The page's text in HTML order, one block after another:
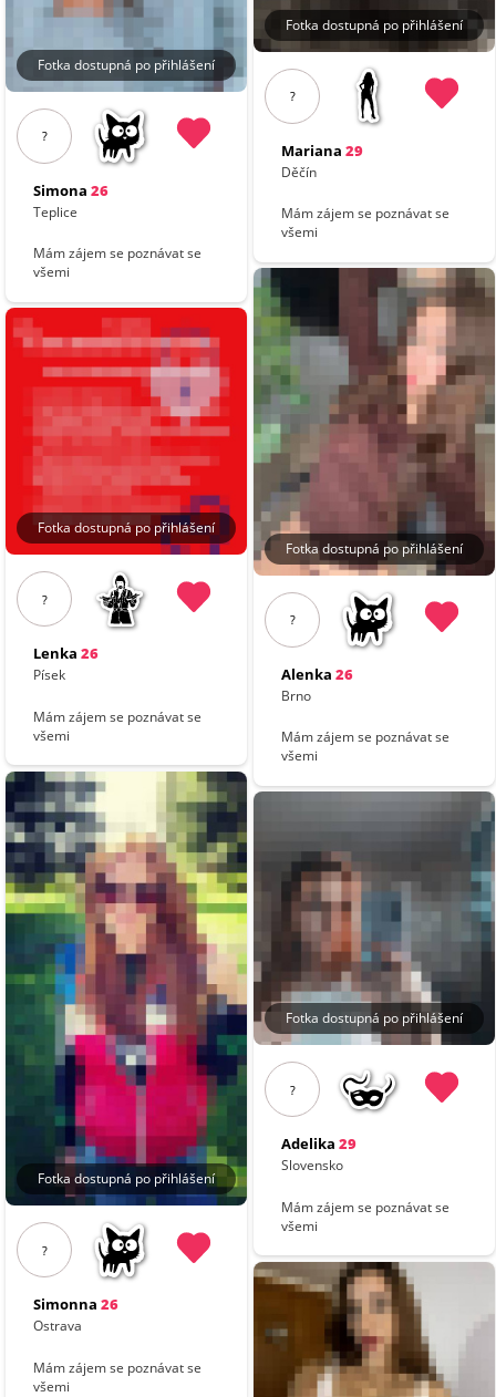
Fotka dostupná po přihlášení
?
Simona 26
Teplice
Mám zájem se poznávat se
všemi
Fotka dostupná po přihlášení
?
Lenka 26
Písek
Mám zájem se poznávat se
všemi
Fotka dostupná po přihlášení
?
Simonna 26
Ostrava
Mám zájem se poznávat se
všemi
Fotka dostupná po přihlášení
?
Mariana 29
Děčín
Mám zájem se poznávat se
všemi
Fotka dostupná po přihlášení
?
Alenka 26
Brno
Mám zájem se poznávat se
všemi
Fotka dostupná po přihlášení
?
Adelika 29
Slovensko
Mám zájem se poznávat se
všemi